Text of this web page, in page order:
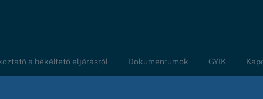
a békéltető eljárásról Dokumentumok GYIK